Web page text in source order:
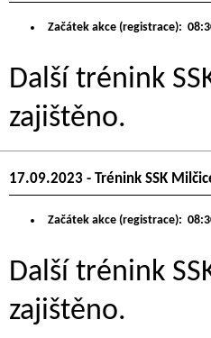
Začátek akce (registrace):
Další trénink
zajištěno.
17.09.2023 - Trénink SSK
Začátek akce (registrace):
Další trénink
zajištěno.